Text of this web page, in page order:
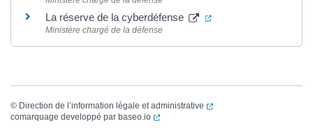
La réserve de la cyberdéfense (ouverture dans un
Ministère chargé de la défense
© Direction de l’information légale et administrative
(ouverture dans un
comarquage developpé par baseo.io (ouverture dans un nouvel onglet)